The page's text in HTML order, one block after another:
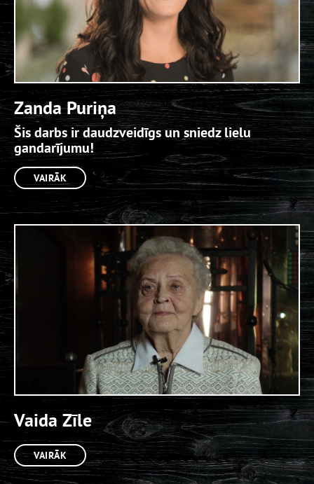
Zanda Puriņa
Šis darbs ir daudzveidīgs un sniedz lielu
gandarījumu!
VAIRĀK
Vaida Zīle
VAIRĀK